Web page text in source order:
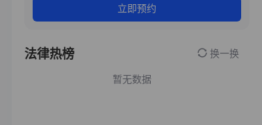
立即预约
法律热榜 换一换
暂无数据